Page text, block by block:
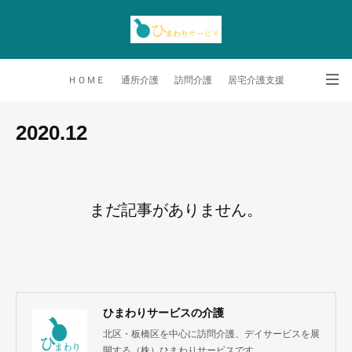
ＨＯＭＥ 通所介護 訪問介護 居宅介護支援
2020.12
まだ記事がありません。
ひまわりサービスの介護
北区・板橋区を中心に訪問介護、デイサービスを展
開する（株）ひまわりサービスです。